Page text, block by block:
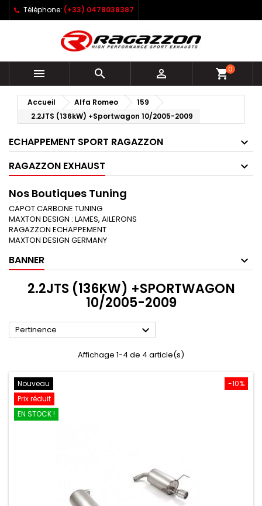
Téléphone: (+33) 0478038387
   shopping_cart0
Accueil Alfa Romeo
159
2.2JTS (136kW) +Sportwagon 10/2005-2009
ECHAPPEMENT SPORT RAGAZZON
RAGAZZON EXHAUST
Nos Boutiques Tuning
CAPOT CARBONE TUNING
MAXTON DESIGN : LAMES, AILERONS
RAGAZZON ECHAPPEMENT
MAXTON DESIGN GERMANY
BANNER
2.2JTS (136KW) +SPORTWAGON
10/2005-2009
Pertinence 
Affichage 1-4 de 4 article(s)
-10%
Nouveau
Prix réduit
EN STOCK !